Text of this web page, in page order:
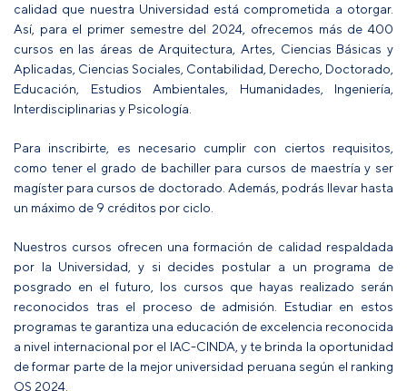
calidad que nuestra Universidad está comprometida a otorgar.
Así, para el primer semestre del 2024, ofrecemos más de 400
cursos en las áreas de Arquitectura, Artes, Ciencias Básicas y
Aplicadas, Ciencias Sociales, Contabilidad, Derecho, Doctorado,
Educación, Estudios Ambientales, Humanidades, Ingeniería,
Interdisciplinarias y Psicología.
Para inscribirte, es necesario cumplir con ciertos requisitos,
como tener el grado de bachiller para cursos de maestría y ser
magíster para cursos de doctorado. Además, podrás llevar hasta
un máximo de 9 créditos por ciclo.
Nuestros cursos ofrecen una formación de calidad respaldada
por la Universidad, y si decides postular a un programa de
posgrado en el futuro, los cursos que hayas realizado serán
reconocidos tras el proceso de admisión. Estudiar en estos
programas te garantiza una educación de excelencia reconocida
a nivel internacional por el IAC-CINDA, y te brinda la oportunidad
de formar parte de la mejor universidad peruana según el ranking
QS 2024.